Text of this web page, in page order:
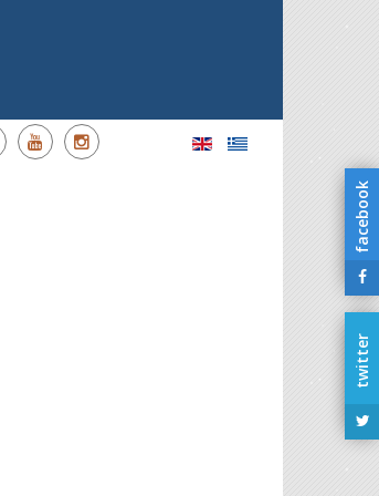
facebook
twitter